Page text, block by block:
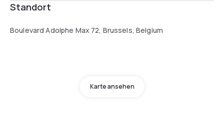
Standort
Boulevard Adolphe Max 72, Brussels, Belgium
Karte ansehen